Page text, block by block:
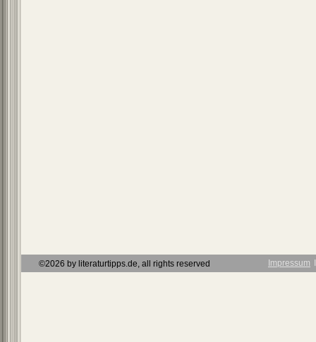
©2026 by literaturtipps.de, all rights reserved Impressum